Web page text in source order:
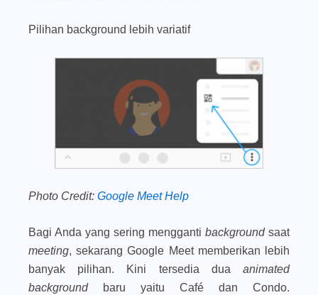
Pilihan background lebih variatif
Photo Credit: Google Meet Help
Bagi Anda yang sering mengganti background saat
meeting, sekarang Google Meet memberikan lebih
banyak pilihan. Kini tersedia dua animated
background
baru yaitu Café dan Condo.